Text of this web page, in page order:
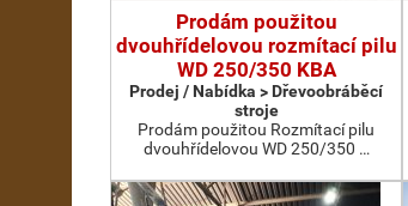
Prodám použitou
dvouhřídelovou rozmítací pilu
WD 250/350 KBA
Prodej / Nabídka > Dřevoobráběcí
stroje
Prodám použitou Rozmítací pilu
dvouhřídelovou WD 250/350 …